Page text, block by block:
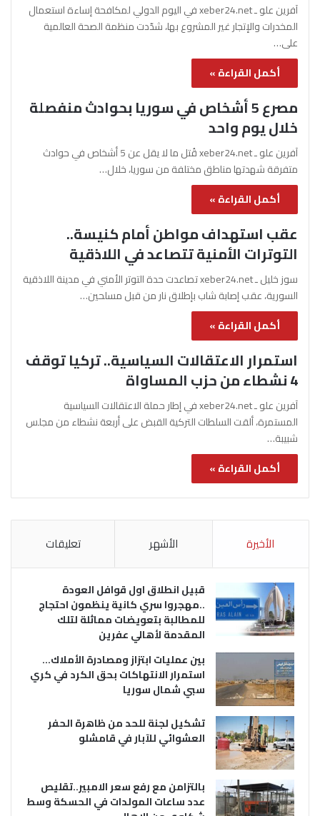
آفرين علو ـ xeber24.net في اليوم الدولي لمكافحة إساءة استعمال
المخدرات والإتجار غير المشروع بها، شدّدت منظمة الصحة العالمية
على…
أكمل القراءة »
مصرع 5 أشخاص في سوريا بحوادث منفصلة
خلال يوم واحد
آفرين علو ـ xeber24.net قُتل ما لا يقل عن 5 أشخاص في حوادث
متفرقة شهدتها مناطق مختلفة من سوريا، خلال…
أكمل القراءة »
عقب استهداف مواطن أمام كنيسة..
التوترات الأمنية تتصاعد في اللاذقية
سوز خليل ـ xeber24.net تصاعدت حدة التوتر الأمني في مدينة اللاذقية
السورية، عقب إصابة شاب بإطلاق نار من قبل مسلحين…
أكمل القراءة »
استمرار الاعتقالات السياسية.. تركيا توقف
4 نشطاء من حزب المساواة
آفرين علو ـ xeber24.net في إطار حملة الاعتقالات السياسية
المستمرة، ألقت السلطات التركية القبض على أربعة نشطاء من مجلس
شبيبة…
أكمل القراءة »
الأخيرة الأشهر تعليقات
قبيل انطلاق اول قوافل العودة
..مهجروا سري كانية ينظمون احتجاج
للمطالبة بتعويضات مماثلة لتلك
المقدمة لأهالي عفرين
بين عمليات ابتزاز ومصادرة الأملاك…
استمرار الانتهاكات بحق الكرد في كري
سبي شمال سوريا
تشكيل لجنة للحد من ظاهرة الحفر
العشوائي للآبار في قامشلو
بالتزامن مع رفع سعر الامبير..تقليص
عدد ساعات المولدات في الحسكة وسط